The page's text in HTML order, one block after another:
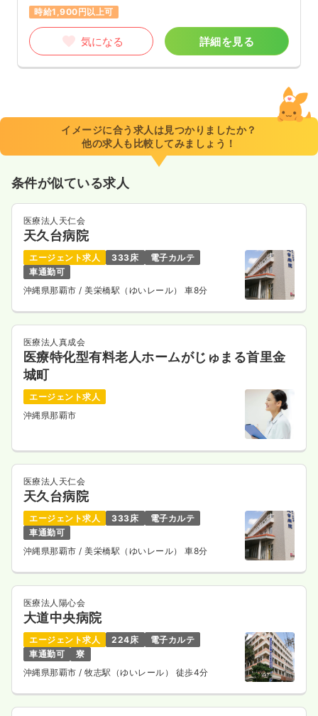
時給1,900円以上可
気になる 詳細を見る
イメージに合う求人は見つかりましたか？
他の求人も比較してみましょう！
条件が似ている求人
医療法人天仁会
天久台病院
エージェント求人 333床
電子カルテ
車通勤可
沖縄県那覇市/ 美栄橋駅（ゆいレール） 車8分
医療法人真成会
医療特化型有料老人ホームがじゅまる首里金
城町
エージェント求人
沖縄県那覇市
医療法人天仁会
天久台病院
エージェント求人 333床
電子カルテ
車通勤可
沖縄県那覇市/ 美栄橋駅（ゆいレール） 車8分
医療法人陽心会
大道中央病院
エージェント求人 224床
電子カルテ
車通勤可
寮
沖縄県那覇市/ 牧志駅（ゆいレール） 徒歩4分